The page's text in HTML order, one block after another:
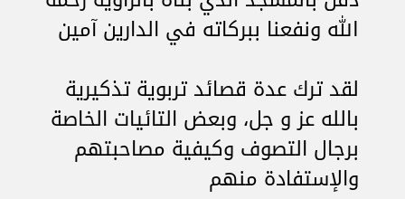
الله ونفعنا ببركاته في الدارين آمين
لقد ترك عدة قصائد تربوية تذكيرية
بالله عز و جل، وبعض التائيات الخاصة
برجال التصوف وكيفية مصاحبتهم
والإستفادة منهم